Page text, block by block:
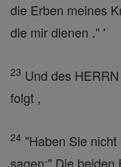
die Erben meines
die mir dienen ." '
23 Und des
folgt ,
24 "Haben Sie
sagen:" Die beiden